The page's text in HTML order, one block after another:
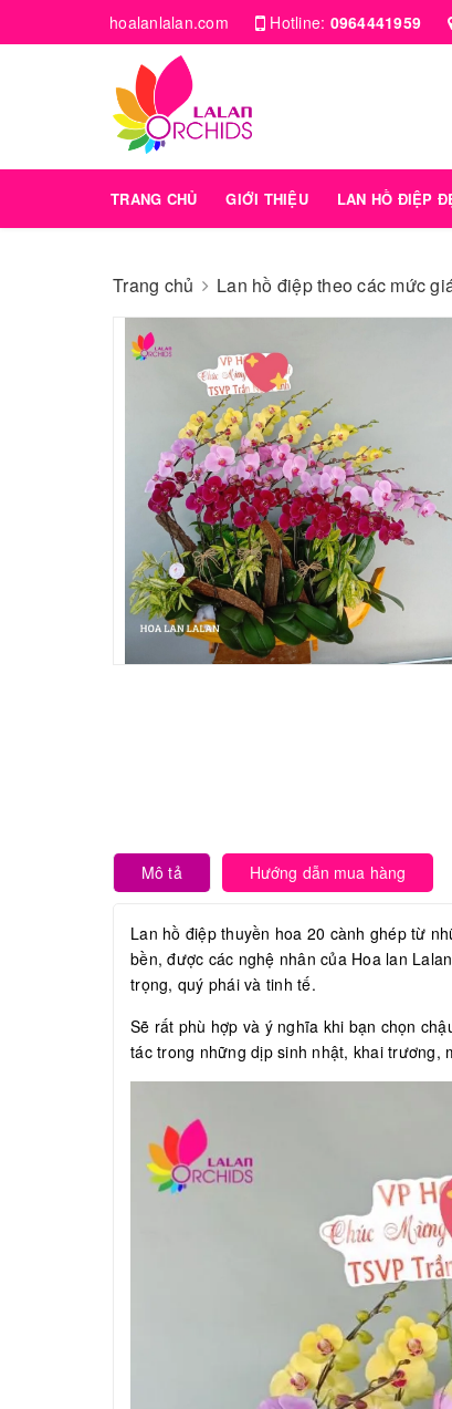
hoalanlalan.com Hotline: 0964441959
TRANG CHỦ GIỚI THIỆU LAN HỒ ĐIỆP
Trang chủ Lan hồ điệp theo các mức
Mô tả Hướng dẫn mua hàng
Lan hồ điệp thuyền hoa 20 cành ghép từ
bền, được các nghệ nhân của Hoa lan
trọng, quý phái và tinh tế.
Sẽ rất phù hợp và ý nghĩa khi bạn chọn
tác trong những dịp sinh nhật, khai trương,